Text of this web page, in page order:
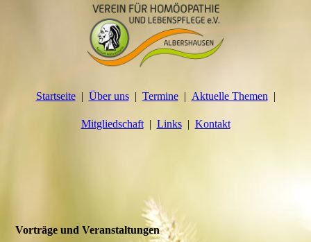
Startseite Über uns Termine Aktuelle Themen
Mitgliedschaft Links Kontakt
Vorträge und Veranstaltungen